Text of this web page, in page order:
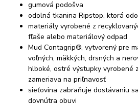
gumová podošva
odolná tkanina Ripstop, ktorá
materiály vyrobené z
fľaše alebo materiálový odpad
Mud Contagrip®, vytvorený pre
voľných, mäkkých, drsných a
hlboké, ostré výstupky vyrobené
zameriava na priľnavosť
sieťovina zabraňuje dostávaniu
dovnútra obuvi